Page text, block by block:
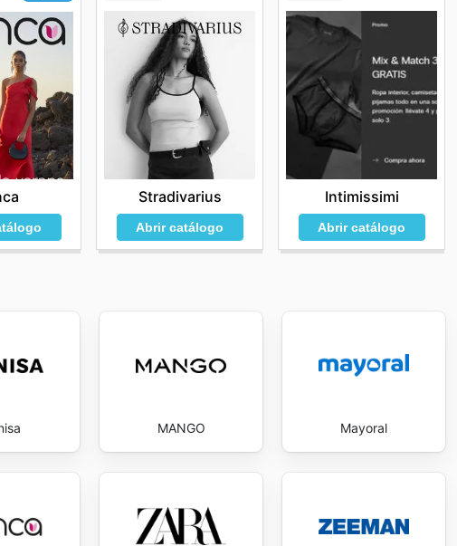
Stradivarius
Abrir catálogo
Intimissimi
Abrir catálogo
MANGO Mayoral